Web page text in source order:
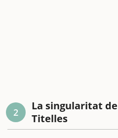
2
La singularitat
Titelles